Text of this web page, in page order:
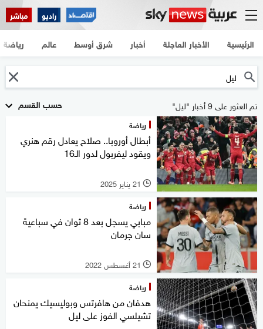
راديو مباشر
الرئيسية الأخبار العاجلة أخبار شرق أوسط عالم رياضة
حسب القسم تم العثور على 9 أخبار "ليل"
رياضة
أبطال أوروبا.. صلاح يعادل رقم هنري
ويقود ليفربول لدور الـ16
l 21 يناير 2025
رياضة
مبابي يسجل بعد 8 ثوان في سباعية
سان جرمان
l 21 أغسطس 2022
رياضة
هدفان من هافرتس وبوليسيك يمنحان
تشيلسي الفوز على ليل